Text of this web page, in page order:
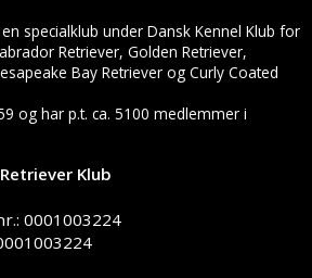
specialklub under Dansk Kennel Klub for
Retriever, Golden Retriever,
Bay Retriever og Curly Coated
og har p.t. ca. 5100 medlemmer i
Klub
0001003224